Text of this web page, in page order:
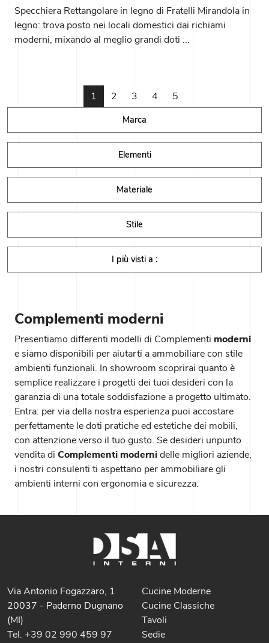
Specchiera Rettangolare in legno di Fratelli Mirandola in
legno: trova posto nei locali domestici dai richiami
moderni, mixando al meglio grandi doti ...
1 2 3 4 5
Marca
Elementi
Materiale
Stile
I più visti a :
Complementi moderni
Presentiamo differenti modelli di Complementi moderni
e siamo disponibili per aiutarti a ammobiliare con stile
ambienti funzionali. In showroom scoprirai quanto è
semplice realizzare i progetti dei tuoi desideri con la
garanzia di una totale soddisfazione a progetto ultimato.
Entra: per via della nostra esperienza puoi accostare
perfettamente le doti pratiche ed estetiche dei mobili,
con attenzione verso il tuo gusto. Se desideri unpunto
vendita di Complementi modernidelle migliori aziende,
i nostri consulenti ti aspettano per ammobiliare gli
ambienti interni con ergonomia e sicurezza.
Via Antonio Fogazzaro, 1
20037 - Paderno Dugnano
(MI)
Tel. +39 02 990 459 97
Cucine Moderne
Cucine Classiche
Tavoli
Sedie